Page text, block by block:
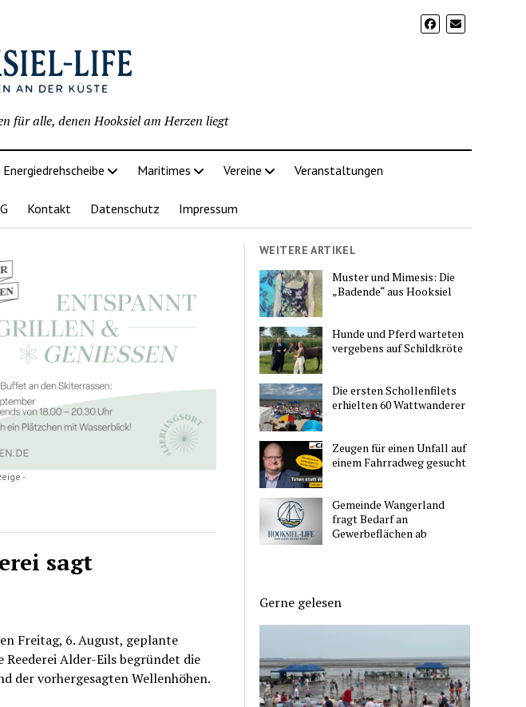
für alle, denen Hooksiel am Herzen liegt
Energiedrehscheibe Maritimes Vereine Veranstaltungen
Kontakt Datenschutz Impressum
-
sagt
Freitag, 6. August, geplante
Alder-Eils begründet die
der vorhergesagten Wellenhöhen.
WEITERE ARTIKEL
Muster und Mimesis: Die
„Badende“ aus Hooksiel
Hunde und Pferd warteten
vergebens auf Schildkröte
Die ersten Schollenfilets
erhielten 60 Wattwanderer
Zeugen für einen Unfall auf
einem Fahrradweg gesucht
Gemeinde Wangerland
fragt Bedarf an
Gewerbeflächen ab
Gerne gelesen